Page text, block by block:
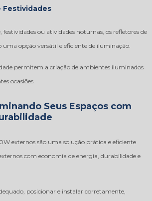
Festividades
festividades ou atividades noturnas, os refletores de
uma opção versátil e eficiente de iluminação.
permitem a criação de ambientes iluminados
ocasiões.
Seus Espaços com
externos são uma solução prática e eficiente
com economia de energia, durabilidade e
posicionar e instalar corretamente,